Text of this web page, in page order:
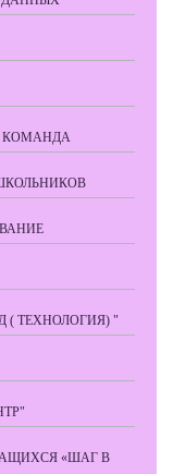
КОМАНДА
( ТЕХНОЛОГИЯ) "
«ШАГ В